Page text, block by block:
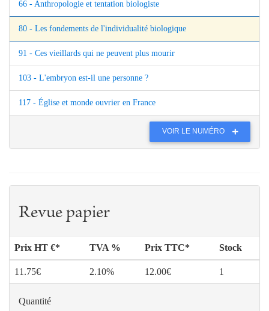
66 - Anthropologie et tentation biologiste
80 - Les fondements de l'individualité biologique
91 - Ces vieillards qui ne peuvent plus mourir
103 - L'embryon est-il une personne ?
117 - Église et monde ouvrier en France
VOIR LE NUMÉRO
Revue papier
Prix HT €* TVA % Prix TTC* Stock
11.75€ 2.10% 12.00€ 1
Quantité